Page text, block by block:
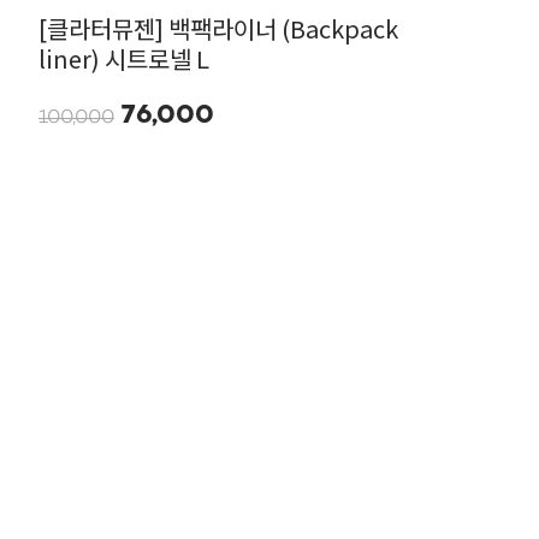
[클라터뮤젠] 백팩라이너 (Backpack
liner) 시트로넬 L
100,000 76,000